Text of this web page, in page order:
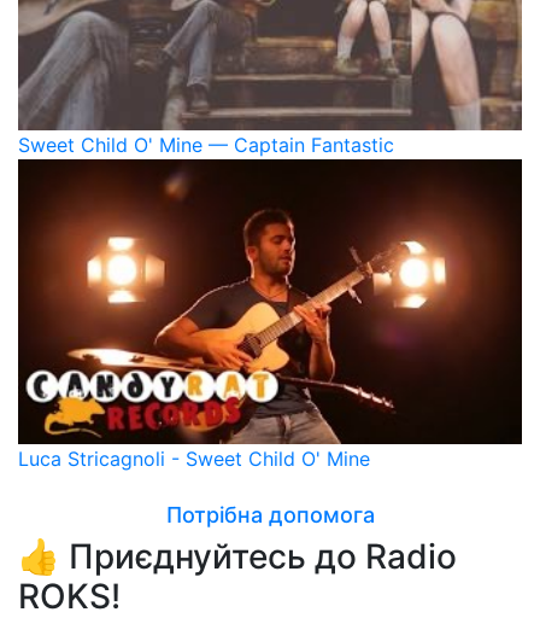
Sweet Child O' Mine — Captain Fantastic
Luca Stricagnoli - Sweet Child O' Mine
Потрібна допомога
👍 Приєднуйтесь до Radio
ROKS!